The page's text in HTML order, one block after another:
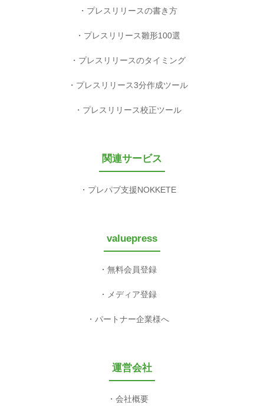
プレスリリースの書き方
プレスリリース雛形100選
プレスリリースのタイミング
プレスリリース3分作成ツール
プレスリリース校正ツール
関連サービス
プレパブ支援NOKKETE
valuepress
無料会員登録
メディア登録
パートナー企業様へ
運営会社
会社概要